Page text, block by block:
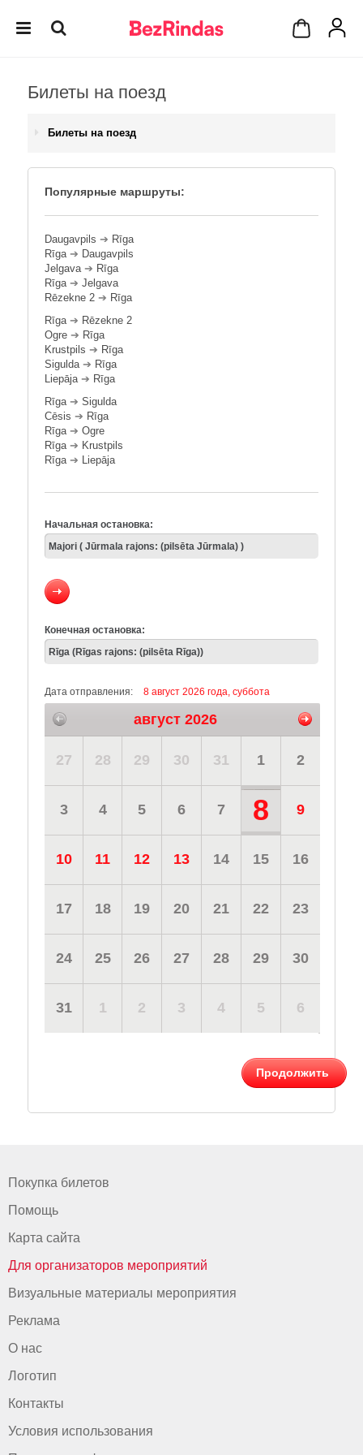
Билеты на поезд
Билеты на поезд
Популярные маршруты:
Daugavpils ➔ Rīga
Rīga➔ Daugavpils
Jelgava➔ Rīga
Rīga➔ Jelgava
Rēzekne 2 ➔ Rīga
Rīga➔ Rēzekne 2
Ogre ➔ Rīga
Krustpils ➔ Rīga
Sigulda➔ Rīga
Liepāja➔ Rīga
Rīga➔ Sigulda
Cēsis ➔ Rīga
Rīga➔ Ogre
Rīga➔ Krustpils
Rīga➔ Liepāja
Начальная остановка:
Конечная остановка:
Дата отправления: 8 август 2026 года, суббота
август 2026
27 28 29 30 31 1 2
3 4 5 6 7 8 9
10 11 12 13 14 15 16
17 18 19 20 21 22 23
24 25 26 27 28 29 30
31 1 2 3 4 5 6
Продолжить
Покупка билетов
Помощь
Карта сайта
Для организаторов мероприятий
Визуальные материалы мероприятия
Реклама
О нас
Логотип
Контакты
Условия использования